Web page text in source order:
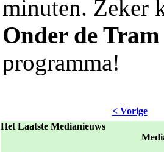
minuten. Zeker
Onder de Tram
programma!
< Vorige
Het Laatste Medianieuws